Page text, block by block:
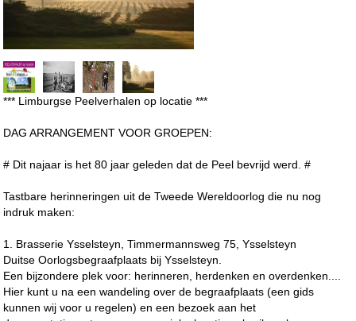
*** Limburgse Peelverhalen op locatie ***
DAG ARRANGEMENT VOOR GROEPEN:
# Dit najaar is het 80 jaar geleden dat de Peel bevrijd werd. #
Tastbare herinneringen uit de Tweede Wereldoorlog die nu nog
indruk maken:
1. Brasserie Ysselsteyn, Timmermannsweg 75, Ysselsteyn
Duitse Oorlogsbegraafplaats bij Ysselsteyn.
Een bijzondere plek voor: herinneren, herdenken en overdenken....
Hier kunt u na een wandeling over de begraafplaats (een gids
kunnen wij voor u regelen) en een bezoek aan het